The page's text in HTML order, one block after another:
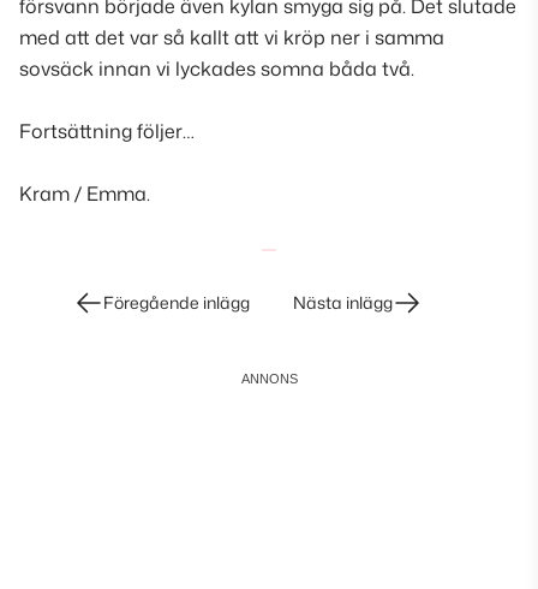
försvann började även kylan smyga sig på. Det slutade
med att det var så kallt att vi kröp ner i samma
sovsäck innan vi lyckades somna båda två.
Fortsättning följer…
Kram / Emma.
InläggsnavigeringFöregående inlägg Nästa inlägg